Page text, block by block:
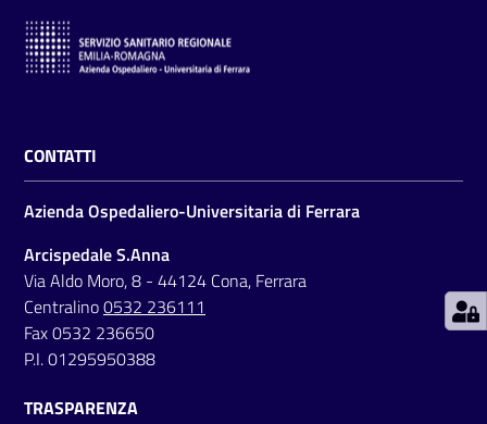
C
a
r
d
e
S
e
r
v
i
z
CONTATTI
Azienda Ospedaliero-Universitaria di Ferrara
Arcispedale S.Anna
Via Aldo Moro, 8 - 44124 Cona, Ferrara
Centralino0532 236111
Fax 0532 236650
P.I. 01295950388
TRASPARENZA